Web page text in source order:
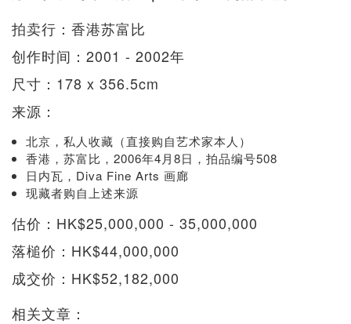
拍卖行：香港苏富比
创作时间：2001 - 2002年
尺寸：178 x 356.5cm
来源：
北京，私人收藏（直接购自艺术家本人）
香港，苏富比，2006年4月8日，拍品编号508
日内瓦，Diva Fine Arts 画廊
现藏者购自上述来源
估价：HK$25,000,000 - 35,000,000
落槌价：HK$44,000,000
成交价：HK$52,182,000
相关文章：